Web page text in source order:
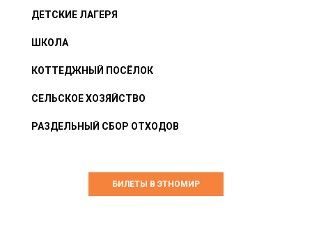
ДЕТСКИЕ ЛАГЕРЯ
ШКОЛА
КОТТЕДЖНЫЙ ПОСЁЛОК
СЕЛЬСКОЕ ХОЗЯЙСТВО
РАЗДЕЛЬНЫЙ СБОР ОТХОДОВ
БИЛЕТЫ В ЭТНОМИР